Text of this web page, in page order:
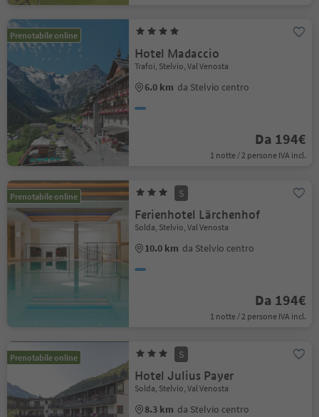
Prenotabile online
Hotel Madaccio
Trafoi, Stelvio, Val Venosta
6.0 km da Stelvio centro
Da 194€
1 notte / 2 persone IVA incl.
Prenotabile online S
Ferienhotel Lärchenhof
Solda, Stelvio, Val Venosta
10.0 km da Stelvio centro
Da 194€
1 notte / 2 persone IVA incl.
Prenotabile online S
Hotel Julius Payer
Solda, Stelvio, Val Venosta
8.3 km da Stelvio centro